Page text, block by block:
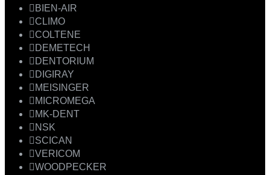
BIEN-AIR
CLIMO
COLTENE
DEMETECH
DENTORIUM
DIGIRAY
MEISINGER
MICROMEGA
MK-DENT
NSK
SCICAN
VERICOM
WOODPECKER